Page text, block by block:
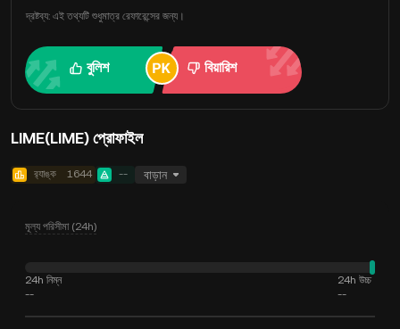
দ্রষ্টব্য: এই তথ্যটি শুধুমাত্র রেফারেন্সের জন্য।
বুলিশ বিয়ারিশ
LIME(LIME) প্রোফাইল
র‍্যাঙ্ক 1644 -- বাড়ান
মূল্য পরিসীমা (24h)
24h নিম্ন
--
24h উচ্চ
--